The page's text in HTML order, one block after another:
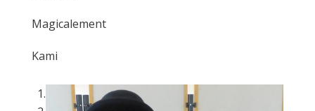
Magicalement
Kami